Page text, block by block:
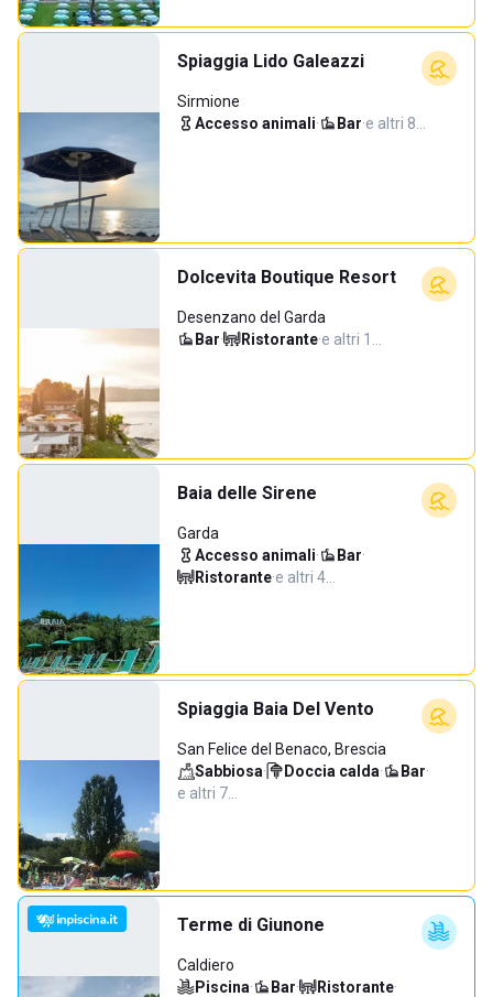
Spiaggia Lido Galeazzi
Sirmione
Accesso animali· Bar·e altri 8…
Dolcevita Boutique Resort
Desenzano del Garda
Bar· Ristorante·e altri 1…
Baia delle Sirene
Garda
Accesso animali· Bar·
Ristorante·e altri 4…
Spiaggia Baia Del Vento
San Felice del Benaco, Brescia
Sabbiosa· Doccia calda· Bar·
e altri 7…
Terme di Giunone
Caldiero
Piscina· Bar· Ristorante·